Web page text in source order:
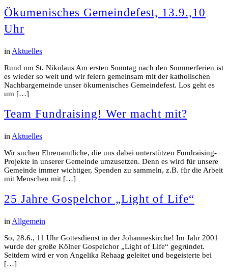
Ökumenisches Gemeindefest, 13.9.,10
Uhr
in Aktuelles
Rund um St. Nikolaus Am ersten Sonntag nach den Sommerferien ist
es wieder so weit und wir feiern gemeinsam mit der katholischen
Nachbargemeinde unser ökumenisches Gemeindefest. Los geht es
um […]
Team Fundraising! Wer macht mit?
in Aktuelles
Wir suchen Ehrenamtliche, die uns dabei unterstützen Fundraising-
Projekte in unserer Gemeinde umzusetzen. Denn es wird für unsere
Gemeinde immer wichtiger, Spenden zu sammeln, z.B. für die Arbeit
mit Menschen mit […]
25 Jahre Gospelchor „Light of Life“
in Allgemein
So, 28.6., 11 Uhr Gottesdienst in der Johanneskirche! Im Jahr 2001
wurde der große Kölner Gospelchor „Light of Life“ gegründet.
Seitdem wird er von Angelika Rehaag geleitet und begeisterte bei
[…]